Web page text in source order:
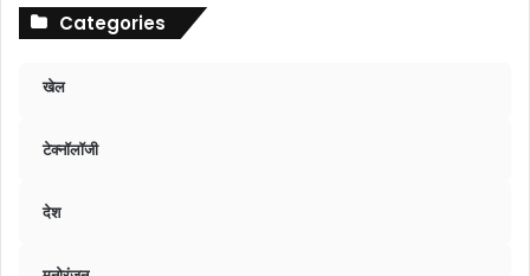
Categories
खेल
टेक्नॉलॉजी
देश